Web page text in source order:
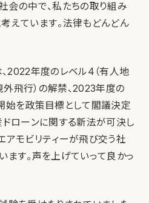
会の中で、私たちの取り組み
えています。法律もどんどん
2022年度のレベル4（有人地
飛行）の解禁、2023年度の
始を政策目標として閣議決定
ドローンに関する新法が可決し
アモビリティーが飛び交う社
ます。声を上げていって良かっ